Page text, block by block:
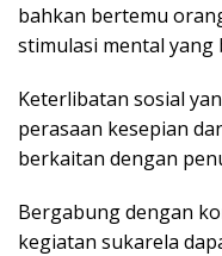
bahkan bertemu
stimulasi mental yang
Keterlibatan sosial
perasaan kesepian
berkaitan dengan
Bergabung dengan
kegiatan sukarela